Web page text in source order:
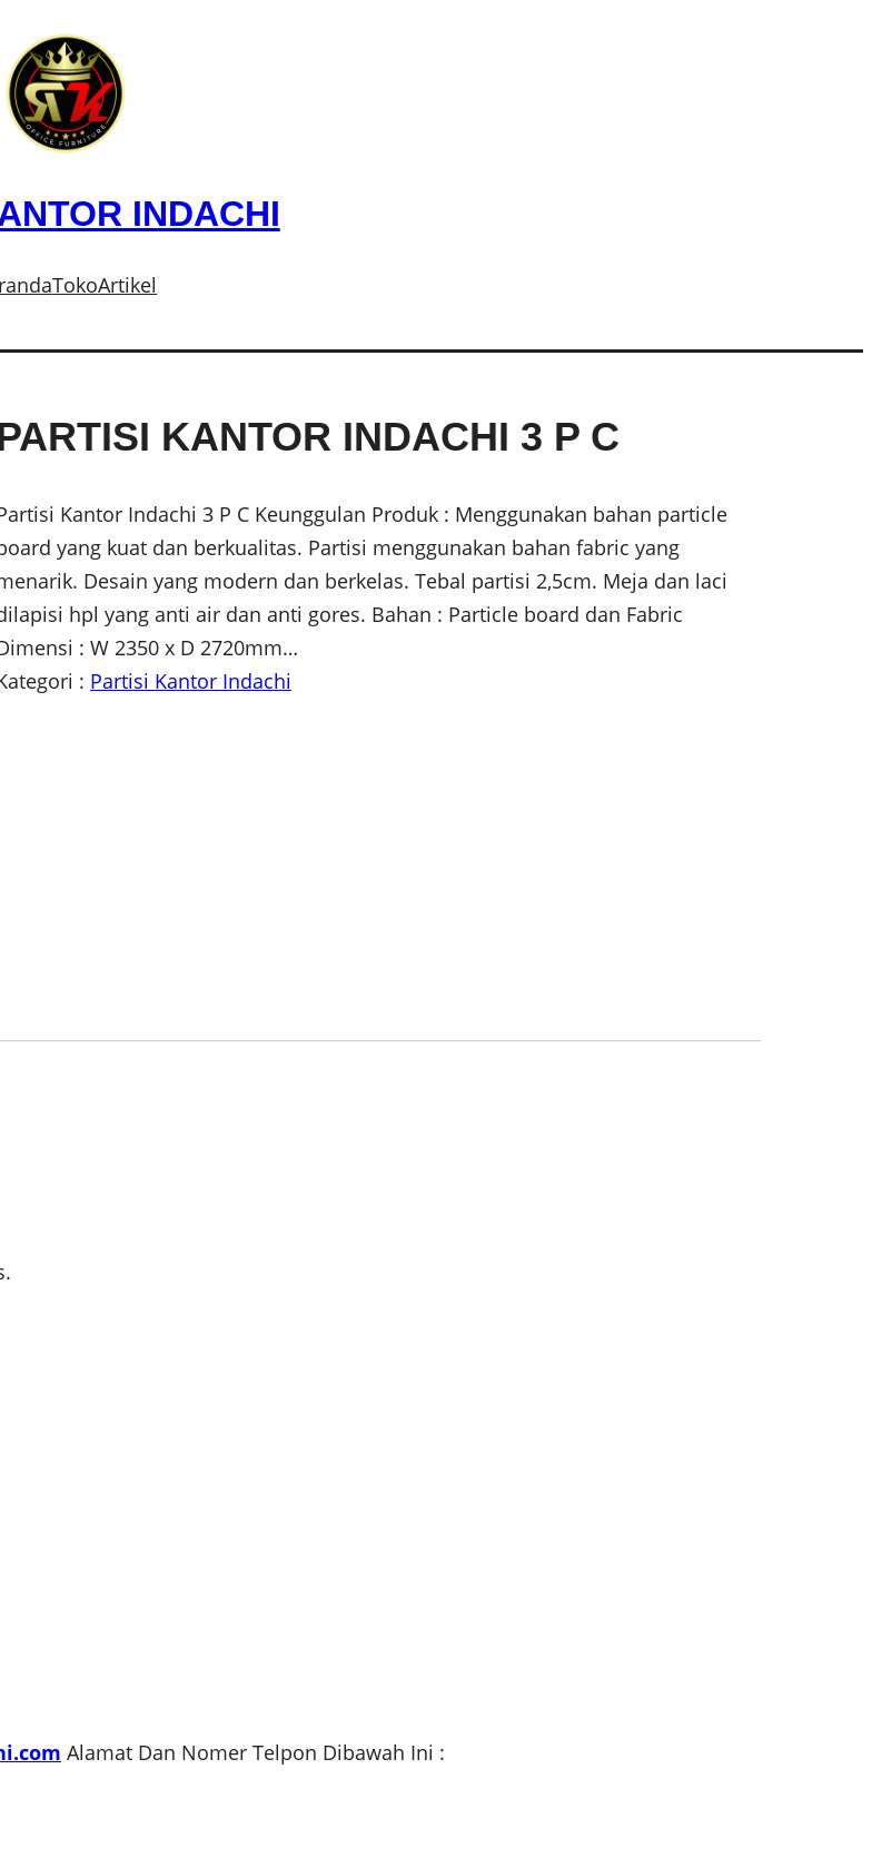
INDACHI
TokoArtikel
KANTOR INDACHI 3 P C
Kantor Indachi 3 P C Keunggulan Produk : Menggunakan bahan particle
yang kuat dan berkualitas. Partisi menggunakan bahan fabric yang
Desain yang modern dan berkelas. Tebal partisi 2,5cm. Meja dan laci
hpl yang anti air dan anti gores. Bahan : Particle board dan Fabric
: W 2350 x D 2720mm…
: Partisi Kantor Indachi
Alamat Dan Nomer Telpon Dibawah Ini :